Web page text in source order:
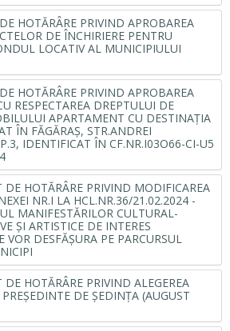
HOTĂRÂRE PRIVIND APROBAREA
DE ÎNCHIRIERE PENTRU
LOCATIV AL MUNICIPIULUI
HOTĂRÂRE PRIVIND APROBAREA
RESPECTAREA DREPTULUI DE
APARTAMENT CU DESTINAŢIA
ÎN FĂGĂRAŞ, STR.ANDREI
IDENTIFICAT ÎN CF.NR.I03O66-CI-U5
HOTĂRÂRE PRIVIND MODIFICAREA
NR.I LA HCL.NR.36/21.02.2024 -
MANIFESTĂRILOR CULTURAL-
ŞI ARTISTICE DE INTERES
VOR DESFĂŞURA PE PARCURSUL
HOTĂRÂRE PRIVIND ALEGEREA
DE ŞEDINŢA (AUGUST